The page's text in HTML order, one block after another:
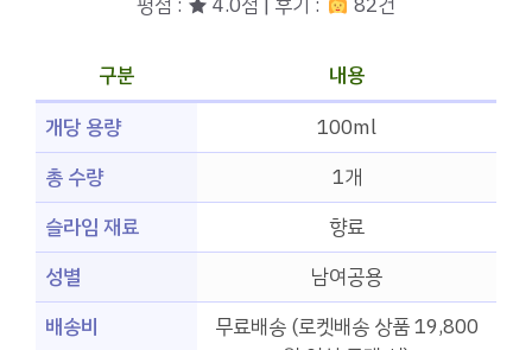
구분
내용
개당 용량
100ml
총 수량
1개
슬라임 재료
향료
성별
남여공용
배송비
무료배송 (로켓배송 상품 19,800